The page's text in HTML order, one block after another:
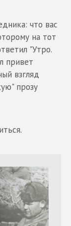
что вас
на тот
"Утро.
привет
взгляд
прозу